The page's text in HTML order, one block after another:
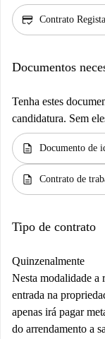
credit_score Contrato
Documentos
Tenha estes
candidatura. Sem
description Documento de
description Contrato de
Tipo de contrato
Quinzenalmente
Nesta modalidade a
entrada na
apenas irá pagar
do arrendamento a